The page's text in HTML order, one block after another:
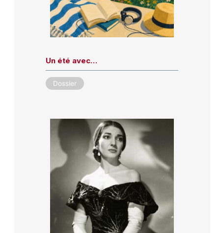
Un été avec…
Dossier